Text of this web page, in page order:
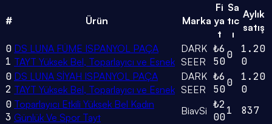
# Ürün Marka
Fi
ya
t
Sa
tıc
ı
Aylık
satış
0
1
DS LUNA FÜME ISPANYOL PAÇA
TAYT Yüksek Bel, Toparlayıcı ve Esnek
DARK
SEER
₺6
50
0
1.20
0
0
2
DS LUNA SİYAH ISPANYOL PAÇA
TAYT Yüksek Bel, Toparlayıcı ve Esnek
DARK
SEER
₺6
50
0
1.20
0
0
3
Toparlayıcı Etkili Yüksek Bel Kadın
Günlük Ve Spor Tayt
BiavSi ₺2
00
1
837